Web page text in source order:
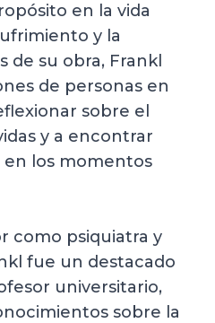
en la vida
y la
de su obra, Frankl
de personas en
sobre el
y a encontrar
los momentos
como psiquiatra y
fue un destacado
universitario,
sobre la